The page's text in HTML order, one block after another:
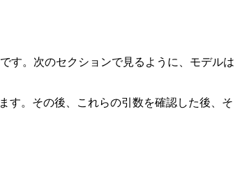
す。次のセクションで見るように、モデルは
す。その後、これらの引数を確認した後、そ